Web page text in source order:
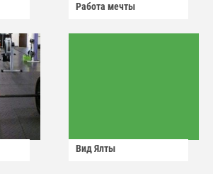
Работа мечты
Вид Ялты